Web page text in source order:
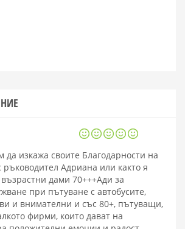
да изкажа своите Благодарности на
Адриана или както я
дами 70+++Ади за
при пътуване с автобусите,
и внимателни и със 80+, пътуващи,
фирми, които дават на